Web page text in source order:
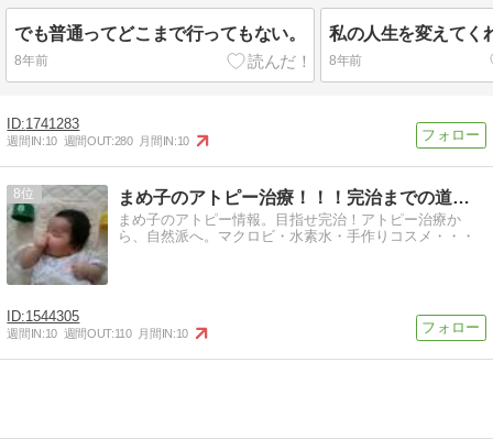
でも普通ってどこまで行ってもない。
8年前
私の人生を変えてく
8年前
1741283
週間IN:10 週間OUT:280 月間IN:10
8 まめ子のアトピー治療！！！完治までの道！！！
まめ子のアトピー情報。目指せ完治！アトピー治療か
ら、自然派へ。マクロビ・水素水・手作りコスメ・・・
1544305
週間IN:10 週間OUT:110 月間IN:10